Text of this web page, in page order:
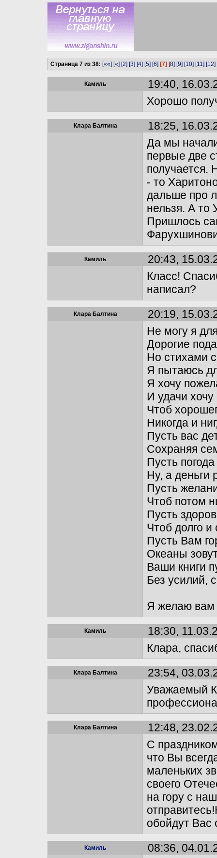
Страница 7 из 38: [««] [«] [2] [3] [4] [5] [6] [7] [8] [9] [10] [11] [12]
Камиль
19:40,
Хорошо
Клара Балтина
18:25,
Да мы
первые две
- то
дальше про
нельзя. А то
Пришлось
Камиль
20:43,
Класс!
написал?
Клара Балтина
20:19,
Не могу я
Дорогие
Но стихами
Я пытаюсь
Я хочу
И удачи хочу
Чтоб
Никогда и
Пусть вас
Сохраняя
Пусть
Ну, а деньги
Пусть
Чтоб потом
Пусть
Чтоб долго и
Пусть Вам
Океаны
Ваши книги
Без усилий,
Я желаю вам
Камиль
18:30,
Клара,
Клара Балтина
23:54,
Уважаемый
Клара Балтина
12:48,
С
что Вы
маленьких
своего
на гору с
обойдут Вас
Камиль
08:36,